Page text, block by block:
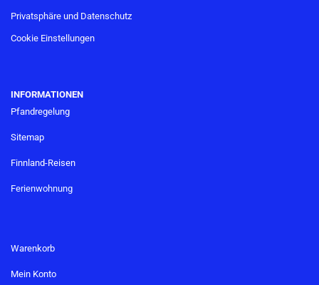
Privatsphäre und Datenschutz
Cookie Einstellungen
INFORMATIONEN
Pfandregelung
Sitemap
Finnland-Reisen
Ferienwohnung
Warenkorb
Mein Konto